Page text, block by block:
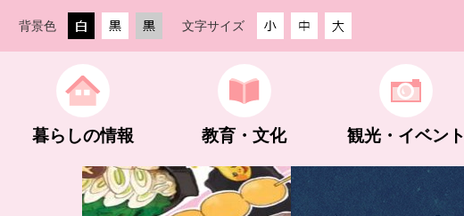
背景色 文字サイズ
暮らしの情報 教育・文化 観光・イベント